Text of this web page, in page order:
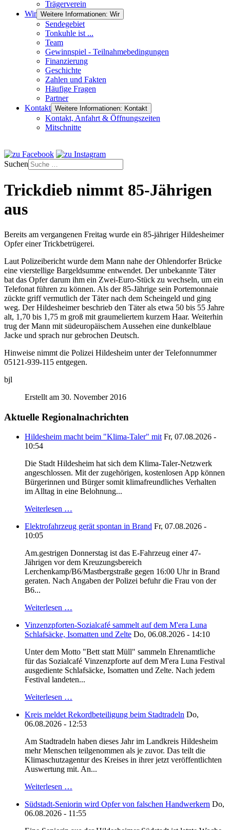
Trägerverein
Wir Weitere Informationen: Wir
Sendegebiet
Tonkuhle ist ...
Team
Gewinnspiel - Teilnahmebedingungen
Finanzierung
Geschichte
Zahlen und Fakten
Häufige Fragen
Partner
Kontakt Weitere Informationen: Kontakt
Kontakt, Anfahrt & Öffnungszeiten
Mitschnitte
Suchen
Trickdieb nimmt 85-Jährigen
aus
Bereits am vergangenen Freitag wurde ein 85-jähriger Hildesheimer
Opfer einer Trickbetrügerei.
Laut Polizeibericht wurde dem Mann nahe der Ohlendorfer Brücke
eine vierstellige Bargeldsumme entwendet. Der unbekannte Täter
bat das Opfer darum ihm ein Zwei-Euro-Stück zu wechseln, um ein
Telefonat führen zu können. Als der 85-Jährige sein Portemonnaie
zückte griff vermutlich der Täter nach dem Scheingeld und ging
weg. Der Hildesheimer beschrieb den Täter als etwa 50 bis 55 Jahre
alt, 1,70 bis 1,75 m groß mit graumeliertem kurzem Haar. Weiterhin
trug der Mann mit südeuropäischem Aussehen eine dunkelblaue
Jacke und sprach nur gebrochen Deutsch.
Hinweise nimmt die Polizei Hildesheim unter der Telefonnummer
05121-939-115 entgegen.
bjl
Erstellt am 30. November 2016
Aktuelle Regionalnachrichten
Hildesheim macht beim "Klima-Taler" mit Fr, 07.08.2026 -
10:54
Die Stadt Hildesheim hat sich dem Klima-Taler-Netzwerk
angeschlossen. Mit der zugehörigen, kostenlosen App können
Bürgerinnen und Bürger somit klimafreundliches Verhalten
im Alltag in eine Belohnung...
Weiterlesen …
Elektrofahrzeug gerät spontan in Brand Fr, 07.08.2026 -
10:05
Am.gestrigen Donnerstag ist das E-Fahrzeug einer 47-
Jährigen vor dem Kreuzungsbereich
Lerchenkamp/B6/Mastbergstraße gegen 16:00 Uhr in Brand
geraten. Nach Angaben der Polizei befuhr die Frau von der
B6...
Weiterlesen …
Vinzenzpforten-Sozialcafé sammelt auf dem M'era Luna
Schlafsäcke, Isomatten und Zelte Do, 06.08.2026 - 14:10
Unter dem Motto "Bett statt Müll" sammeln Ehrenamtliche
für das Sozialcafé Vinzenzpforte auf dem M'era Luna Festival
ausgediente Schlafsäcke, Isomatten und Zelte. Nach jedem
Festival landeten...
Weiterlesen …
Kreis meldet Rekordbeteiligung beim Stadtradeln Do,
06.08.2026 - 12:53
Am Stadtradeln haben dieses Jahr im Landkreis Hildesheim
mehr Menschen teilgenommen als je zuvor. Das teilt die
Klimaschutzagentur des Kreises in ihrer jetzt veröffentlichten
Auswertung mit. An...
Weiterlesen …
Südstadt-Seniorin wird Opfer von falschen Handwerkern Do,
06.08.2026 - 11:55